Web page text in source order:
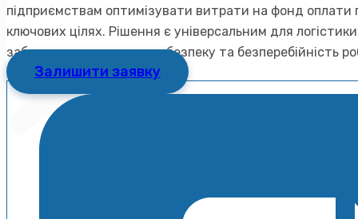
підприємствам оптимізувати витрати на фонд оплати
ключових цілях. Рішення є універсальним для
забезпечуючи юридичну безпеку та безперебійність
Залишити заявку